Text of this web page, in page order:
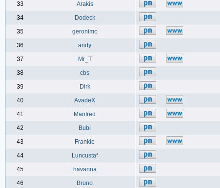
33
Arakis
34
Dodeck
35
geronimo
36
andy
37
Mr_T
38
cbs
39
Dirk
40
AvadeX
41
Manfred
42
Bubi
43
Frankle
44
Luncustaf
45
havanna
46
Bruno